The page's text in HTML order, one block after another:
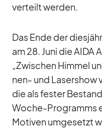
ver­teilt wer­den.
Das Ende der
am 28. Juni die AIDA
„Zwi­schen Him­mel
nen- und La­ser­show
die als fes­ter
Wo­che-Pro­gramms
Mo­ti­ven um­ge­setzt